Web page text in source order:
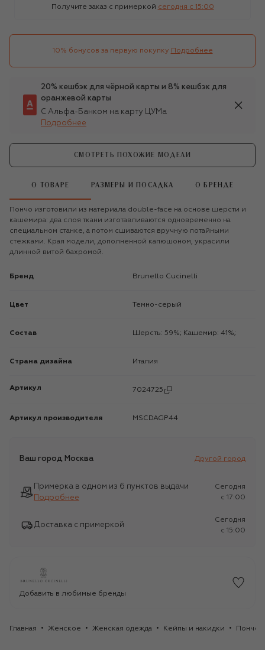
Получите заказ с примеркой сегодня c 15:00
10% бонусов за первую покупку Подробнее
20% кешбэк для чёрной карты и 8% кешбэк для
оранжевой карты
С Альфа-Банком на карту ЦУМа
Подробнее
СМОТРЕТЬ ПОХОЖИЕ МОДЕЛИ
О ТОВАРЕ РАЗМЕРЫ И ПОСАДКА О БРЕНДЕ
Пончо изготовили из материала double-face на основе шерсти и
кашемира: два слоя ткани изготавливаются одновременно на
специальном станке, а потом сшиваются вручную потайными
стежками. Края модели, дополненной капюшоном, украсили
длинной витой бахромой.
Бренд Brunello Cucinelli
Цвет Темно-серый
Состав Шерсть: 59%; Кашемир: 41%;
Страна дизайна Италия
Артикул 7024725
Артикул производителя MSCDAGP44
Ваш город Москва Другой город
Примерка в одном из 6 пунктов выдачи
Подробнее
Сегодня
c 17:00
Доставка с примеркой
Сегодня
c 15:00
Добавить в любимые бренды
Главная Женское Женская одежда Кейпы и накидки Пончо